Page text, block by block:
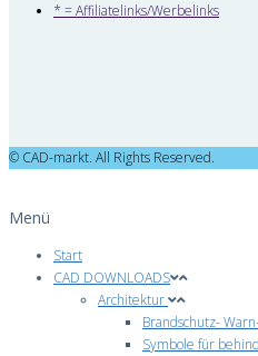
* = Affiliatelinks/Werbelinks
© CAD-markt. All Rights Reserved.
Menü
Start
CAD DOWNLOADS
Architektur
Brandschutz-
Symbole für